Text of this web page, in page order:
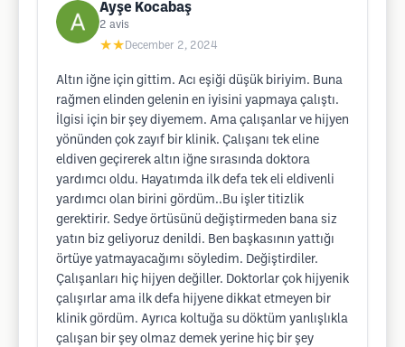
Ayşe Kocabaş
2 avis
★★ December 2, 2024
Altın iğne için gittim. Acı eşiği düşük biriyim. Buna
rağmen elinden gelenin en iyisini yapmaya çalıştı.
İlgisi için bir şey diyemem. Ama çalışanlar ve hijyen
yönünden çok zayıf bir klinik. Çalışanı tek eline
eldiven geçirerek altın iğne sırasında doktora
yardımcı oldu. Hayatımda ilk defa tek eli eldivenli
yardımcı olan birini gördüm..Bu işler titizlik
gerektirir. Sedye örtüsünü değiştirmeden bana siz
yatın biz geliyoruz denildi. Ben başkasının yattığı
örtüye yatmayacağımı söyledim. Değiştirdiler.
Çalışanları hiç hijyen değiller. Doktorlar çok hijyenik
çalışırlar ama ilk defa hijyene dikkat etmeyen bir
klinik gördüm. Ayrıca koltuğa su döktüm yanlışlıkla
çalışan bir şey olmaz demek yerine hiç bir şey